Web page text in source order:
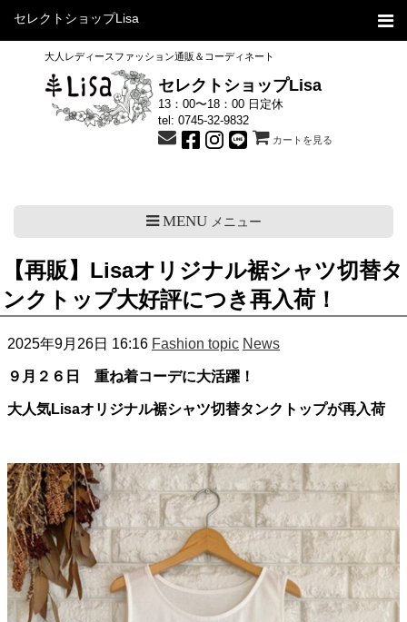
セレクトショップLisa
大人レディースファッション通販＆コーディネート
セレクトショップLisa
13：00〜18：00 日定休
tel: 0745-32-9832
カートを見る
MENUメニュー
【再販】Lisaオリジナル裾シャツ切替タ
ンクトップ大好評につき再入荷！
2025年9月26日 16:16 Fashion topic News
９月２６日 重ね着コーデに大活躍！
大人気Lisaオリジナル裾シャツ切替タンクトップが再入荷